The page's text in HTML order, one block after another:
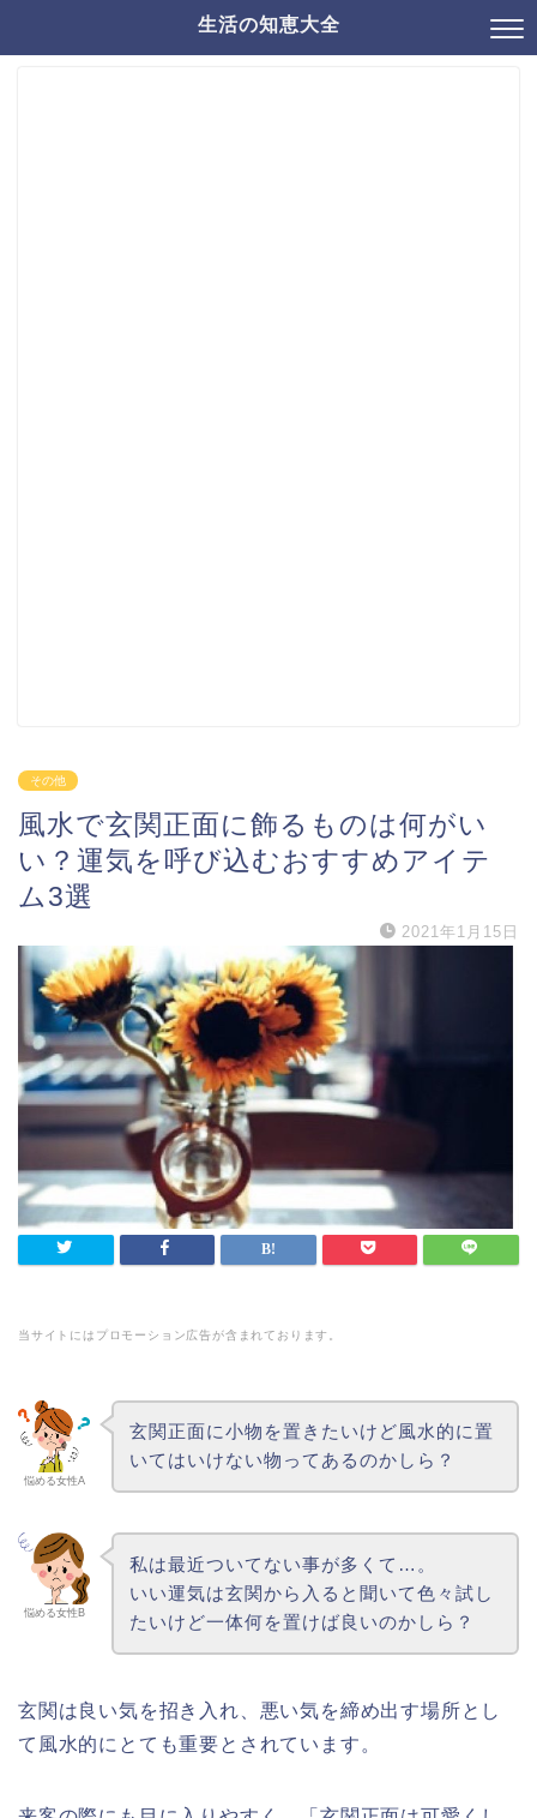
生活の知恵大全
その他
風水で玄関正面に飾るものは何がい
い？運気を呼び込むおすすめアイテ
ム3選
2021年1月15日
当サイトにはプロモーション広告が含まれております。
悩める女性A
玄関正面に小物を置きたいけど風水的に置
いてはいけない物ってあるのかしら？
悩める女性B
私は最近ついてない事が多くて…。
いい運気は玄関から入ると聞いて色々試し
たいけど一体何を置けば良いのかしら？
玄関は良い気を招き入れ、悪い気を締め出す場所とし
て風水的にとても重要とされています。